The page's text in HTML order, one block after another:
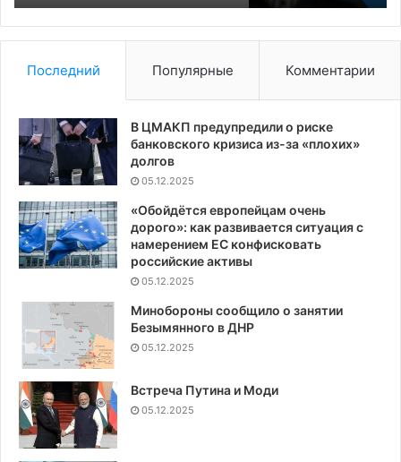
Последний Популярные Комментарии
В ЦМАКП предупредили о риске
банковского кризиса из-за «плохих»
долгов
05.12.2025
«Обойдётся европейцам очень
дорого»: как развивается ситуация с
намерением ЕС конфисковать
российские активы
05.12.2025
Минобороны сообщило о занятии
Безымянного в ДНР
05.12.2025
Встреча Путина и Моди
05.12.2025